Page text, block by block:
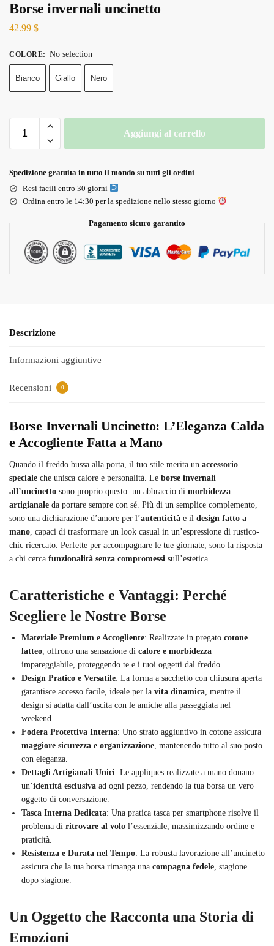
Borse invernali uncinetto
42.99 $
COLORE: No selection
Bianco Giallo Nero
Aggiungi al carrello
Spedizione gratuita in tutto il mondo su tutti gli ordini
Resi facili entro 30 giorni
Ordina entro le 14:30 per la spedizione nello stesso giorno
Pagamento sicuro garantito
Descrizione
Informazioni aggiuntive
Recensioni 0
Borse Invernali Uncinetto: L’Eleganza Calda
e Accogliente Fatta a Mano
Quando il freddo bussa alla porta, il tuo stile merita un accessorio
speciale che unisca calore e personalità. Le borse invernali
all’uncinetto sono proprio questo: un abbraccio di morbidezza
artigianale da portare sempre con sé. Più di un semplice complemento,
sono una dichiarazione d’amore per l’autenticità e il design fatto a
mano , capaci di trasformare un look casual in un’espressione di rustico-
chic ricercato. Perfette per accompagnare le tue giornate, sono la risposta
a chi cerca funzionalità senza compromessi sull’estetica.
Caratteristiche e Vantaggi: Perché
Scegliere le Nostre Borse
Materiale Premium e Accogliente: Realizzate in pregato cotone
latteo , offrono una sensazione di calore e morbidezza
impareggiabile, proteggendo te e i tuoi oggetti dal freddo.
Design Pratico e Versatile: La forma a sacchetto con chiusura aperta
garantisce accesso facile, ideale per la vita dinamica , mentre il
design si adatta dall’uscita con le amiche alla passeggiata nel
weekend.
Fodera Protettiva Interna: Uno strato aggiuntivo in cotone assicura
maggiore sicurezza e organizzazione , mantenendo tutto al suo posto
con eleganza.
Dettagli Artigianali Unici: Le appliques realizzate a mano donano
un’identità esclusiva ad ogni pezzo, rendendo la tua borsa un vero
oggetto di conversazione.
Tasca Interna Dedicata: Una pratica tasca per smartphone risolve il
problema di ritrovare al volo l’essenziale, massimizzando ordine e
praticità.
Resistenza e Durata nel Tempo: La robusta lavorazione all’uncinetto
assicura che la tua borsa rimanga una compagna fedele , stagione
dopo stagione.
Un Oggetto che Racconta una Storia di
Emozioni